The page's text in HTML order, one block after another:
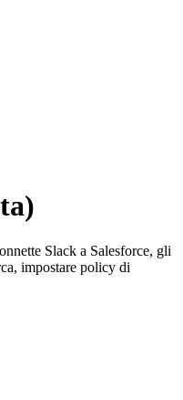
Slack a Salesforce, gli
impostare policy di